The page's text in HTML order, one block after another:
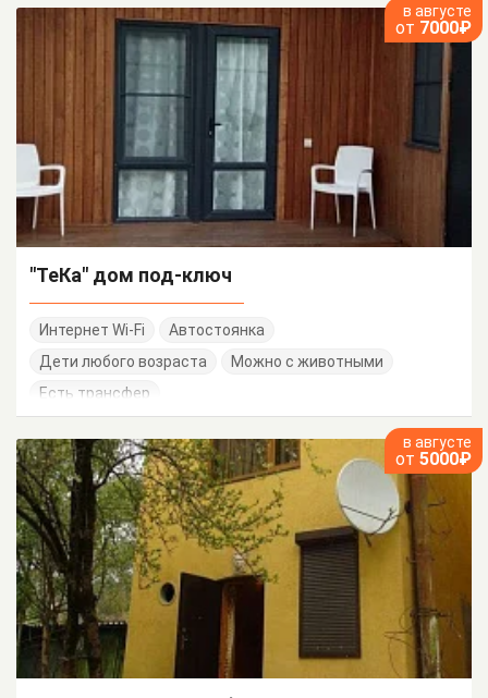
в августе
от 7000₽
"ТеКа" дом под-ключ
Интернет Wi-Fi
Автостоянка
Дети любого возраста
Можно с животными
Есть трансфер
в августе
от 5000₽